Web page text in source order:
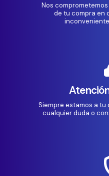
Nos
de tu compra en
Siempre estamos a
cualquier duda o